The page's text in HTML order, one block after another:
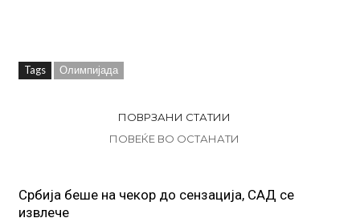
Tags Олимпијада
ПОВРЗАНИ СТАТИИ
ПОВЕЌЕ ВО ОСТАНАТИ
Србија беше на чекор до сензација, САД се
извлече